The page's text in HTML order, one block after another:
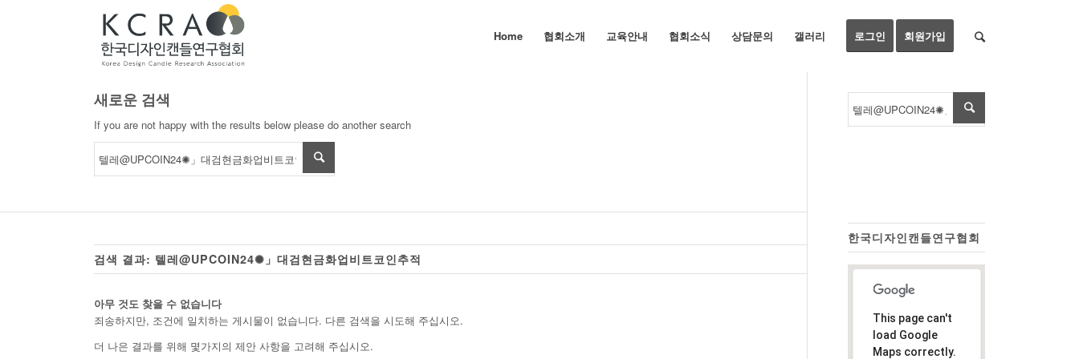
Home 협회소개 교육안내 협회소식 상담문의 갤러리 로그인 회원가입
새로운 검색
If you are not happy with the results below please do another search
검색 결과: 텔레@UPCOIN24✺」대검현금화업비트코인추적
아무 것도 찾을 수 없습니다
죄송하지만, 조건에 일치하는 게시물이 없습니다. 다른 검색을 시도해 주십시오.
더 나은 결과를 위해 몇가지의 제안 사항을 고려해 주십시오.
한국디자인캔들연구협회
This page can't
load Google
Maps correctly.